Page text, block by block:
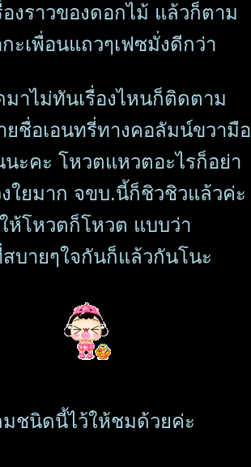
งราวของดอกไม้ แล้วก็ตาม
ะเพื่อนแถวๆเฟซมั่งดีกว่า
มาไม่ทันเรื่องไหนก็ติดตาม
ยชื่อเอนทรี่ทางคอลัมน์ขวามือ
ะคะ โหวตแหวตอะไรก็อย่า
ใยมาก จขบ.นี้ก็ชิวชิวแล้วค่ะ
โหวตก็โหวต แบบว่า
สบายๆใจกันก็แล้วกันโนะ
ชนิดนี้ไว้ให้ชมด้วยค่ะ